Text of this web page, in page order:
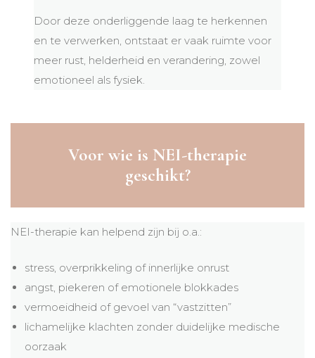
Door deze onderliggende laag te herkennen
en te verwerken, ontstaat er vaak ruimte voor
meer rust, helderheid en verandering, zowel
emotioneel als fysiek.
Voor wie is NEI-therapie
geschikt?
NEI-therapie kan helpend zijn bij o.a.:
stress, overprikkeling of innerlijke onrust
angst, piekeren of emotionele blokkades
vermoeidheid of gevoel van “vastzitten”
lichamelijke klachten zonder duidelijke medische
oorzaak